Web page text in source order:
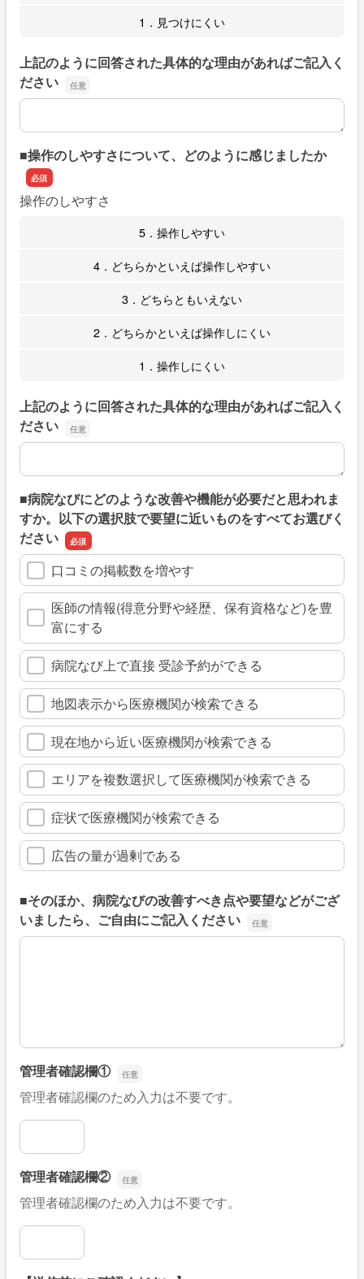
1．見つけにくい
上記のように回答された具体的な理由があればご記入く
ださい
上記のように回答された具体的な理由があればご記入くだ
■操作のしやすさについて、どのように感じましたか
操作のしやすさ
5．操作しやすい
4．どちらかといえば操作しやすい
3．どちらともいえない
2．どちらかといえば操作しにくい
1．操作しにくい
上記のように回答された具体的な理由があればご記入く
ださい
上記のように回答された具体的な理由があればご記入くだ
■病院なびにどのような改善や機能が必要だと思われま
すか。以下の選択肢で要望に近いものをすべてお選びく
ださい
口コミの掲載数を増やす
医師の情報(得意分野や経歴、保有資格など)を豊
富にする
病院なび上で直接 受診予約ができる
地図表示から医療機関が検索できる
現在地から近い医療機関が検索できる
エリアを複数選択して医療機関が検索できる
症状で医療機関が検索できる
広告の量が過剰である
■そのほか、病院なびの改善すべき点や要望などがござ
いましたら、ご自由にご記入ください
■そのほか、病院なびの改善すべき点や要望などがござい
管理者確認欄①
管理者確認欄のため入力は不要です。
管理者確認欄①
管理者確認欄②
管理者確認欄のため入力は不要です。
管理者確認欄②